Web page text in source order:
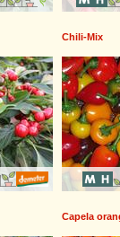
Chili-Mix
Capela